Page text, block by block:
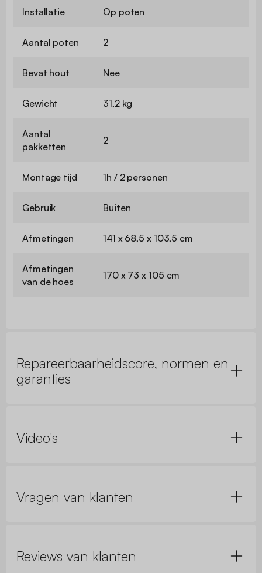
Installatie Op poten
Aantal poten 2
Bevat hout Nee
Gewicht 31,2 kg
Aantal
pakketten
2
Montage tijd 1h / 2 personen
Gebruik Buiten
Afmetingen 141 x 68,5 x 103,5 cm
Afmetingen
van de hoes
170 x 73 x 105 cm
Repareerbaarheidscore, normen en
garanties
Video's
Vragen van klanten
Reviews van klanten